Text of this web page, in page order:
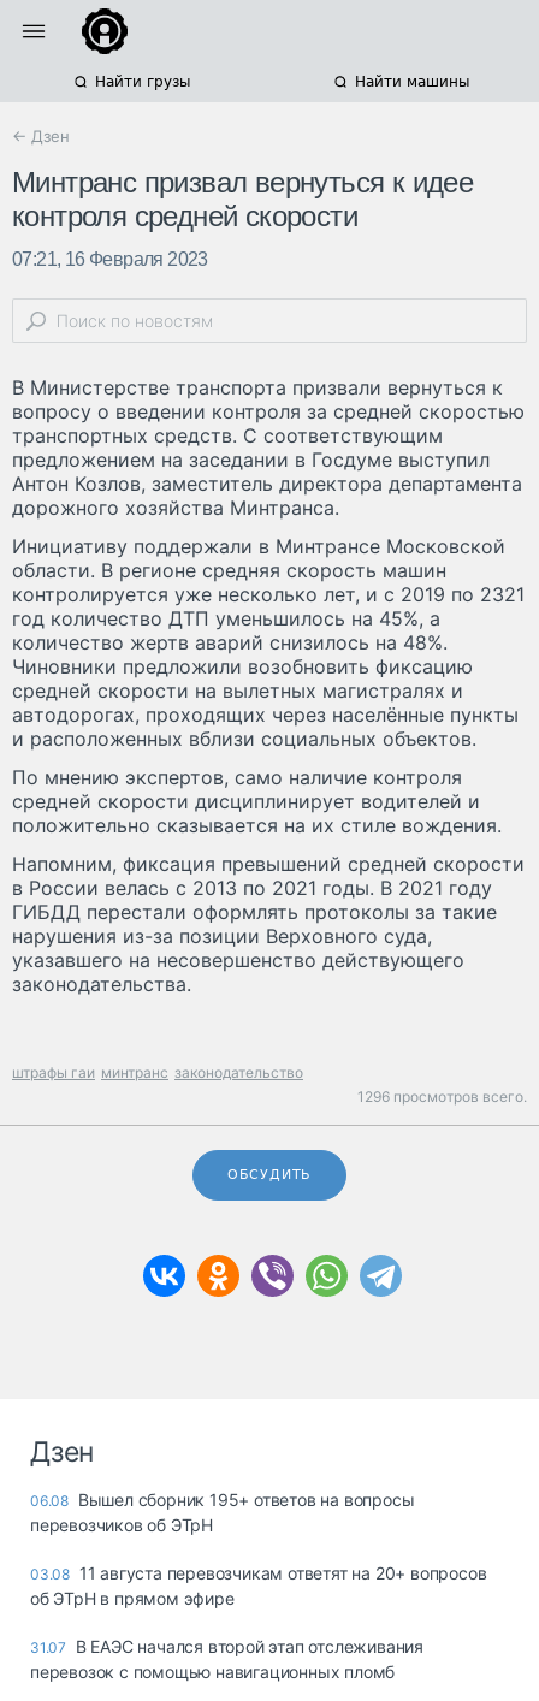
Найти грузы Найти машины
← Дзен
Минтранс призвал вернуться к идее
контроля средней скорости
07:21, 16 Февраля 2023
В Министерстве транспорта призвали вернуться к
вопросу о введении контроля за средней скоростью
транспортных средств. С соответствующим
предложением на заседании в Госдуме выступил
Антон Козлов, заместитель директора департамента
дорожного хозяйства Минтранса.
Инициативу поддержали в Минтрансе Московской
области. В регионе средняя скорость машин
контролируется уже несколько лет, и с 2019 по 2321
год количество ДТП уменьшилось на 45%, а
количество жертв аварий снизилось на 48%.
Чиновники предложили возобновить фиксацию
средней скорости на вылетных магистралях и
автодорогах, проходящих через населённые пункты
и расположенных вблизи социальных объектов.
По мнению экспертов, само наличие контроля
средней скорости дисциплинирует водителей и
положительно сказывается на их стиле вождения.
Напомним, фиксация превышений средней скорости
в России велась с 2013 по 2021 годы. В 2021 году
ГИБДД перестали оформлять протоколы за такие
нарушения из-за позиции Верховного суда,
указавшего на несовершенство действующего
законодательства.
штрафы гаи минтранс законодательство
1296 просмотров всего.
ОБСУДИТЬ
Дзен
06.08 Вышел сборник 195+ ответов на вопросы
перевозчиков об ЭТрН
03.08 11 августа перевозчикам ответят на 20+ вопросов
об ЭТрН в прямом эфире
31.07
В ЕАЭС начался второй этап отслеживания
перевозок с помощью навигационных пломб